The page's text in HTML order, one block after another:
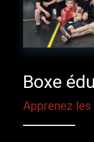
Boxe
Apprenez